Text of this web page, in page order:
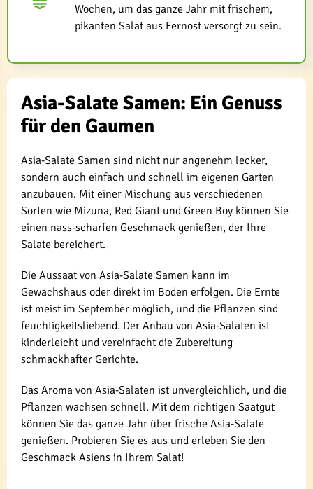
Wochen, um das ganze Jahr mit frischem,
pikanten Salat aus Fernost versorgt zu sein.
Asia-Salate Samen: Ein Genuss
für den Gaumen
Asia-Salate Samen sind nicht nur angenehm lecker,
sondern auch einfach und schnell im eigenen Garten
anzubauen. Mit einer Mischung aus verschiedenen
Sorten wie Mizuna, Red Giant und Green Boy können Sie
einen nass-scharfen Geschmack genießen, der Ihre
Salate bereichert.
Die Aussaat von Asia-Salate Samen kann im
Gewächshaus oder direkt im Boden erfolgen. Die Ernte
ist meist im September möglich, und die Pflanzen sind
feuchtigkeitsliebend. Der Anbau von Asia-Salaten ist
kinderleicht und vereinfacht die Zubereitung
schmackhafter Gerichte.
Das Aroma von Asia-Salaten ist unvergleichlich, und die
Pflanzen wachsen schnell. Mit dem richtigen Saatgut
können Sie das ganze Jahr über frische Asia-Salate
genießen. Probieren Sie es aus und erleben Sie den
Geschmack Asiens in Ihrem Salat!